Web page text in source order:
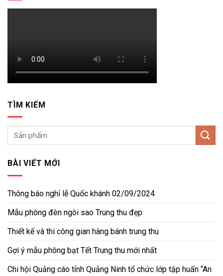
TÌM KIẾM
BÀI VIẾT MỚI
Thông báo nghỉ lễ Quốc khánh 02/09/2024
Mẫu phông đèn ngôi sao Trung thu đẹp
Thiết kế và thi công gian hàng bánh trung thu
Gợi ý mẫu phông bạt Tết Trung thu mới nhất
Chi hội Quảng cáo tỉnh Quảng Ninh tổ chức lớp tập huấn “An